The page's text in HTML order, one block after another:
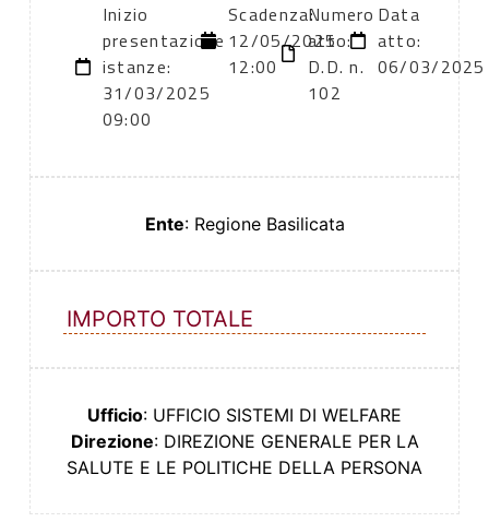
Inizio
presentazione
istanze:
31/03/2025
09:00
Scadenza:
12/05/2025
12:00
Numero
atto:
D.D. n.
102
Data
atto:
06/03/2025
Ente: Regione Basilicata
IMPORTO TOTALE
Ufficio: UFFICIO SISTEMI DI WELFARE
Direzione: DIREZIONE GENERALE PER LA
SALUTE E LE POLITICHE DELLA PERSONA